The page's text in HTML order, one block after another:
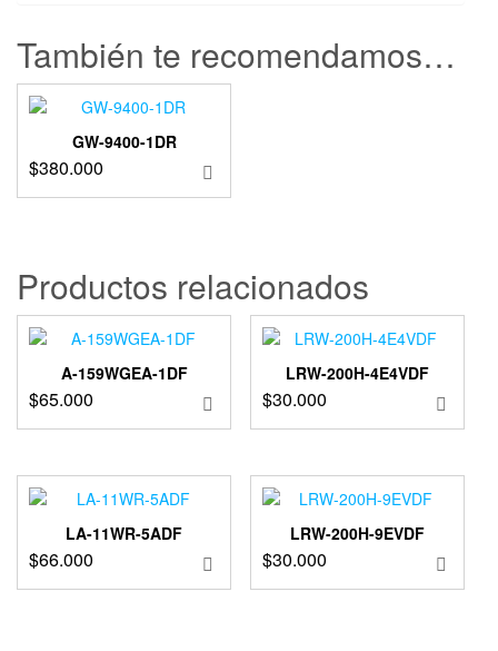
También te recomendamos…
GW-9400-1DR
$380.000
Productos relacionados
A-159WGEA-1DF
$65.000
LRW-200H-4E4VDF
$30.000
LA-11WR-5ADF
$66.000
LRW-200H-9EVDF
$30.000